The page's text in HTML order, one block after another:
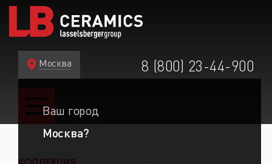
Ваш город
Москва?
Москва 8 (800) 23-44-900